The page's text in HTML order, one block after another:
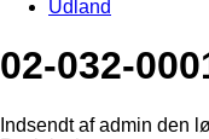
Udland
02-032-
Indsendt afadmin den